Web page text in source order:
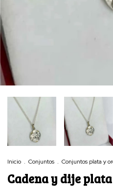
Inicio . Conjuntos . Conjuntos plata y
Cadena y dije